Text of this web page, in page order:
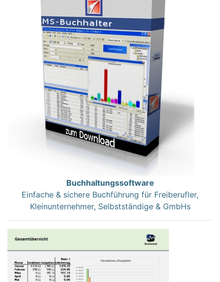
Buchhaltungssoftware
Einfache & sichere Buchführung für Freiberufler,
Kleinunternehmer, Selbstständige & GmbHs